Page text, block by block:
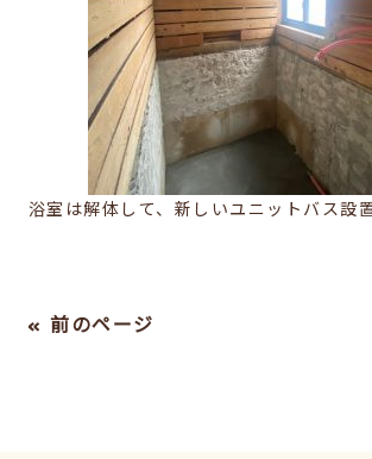
浴室は解体して、新しいユニットバス設
« 前のページ